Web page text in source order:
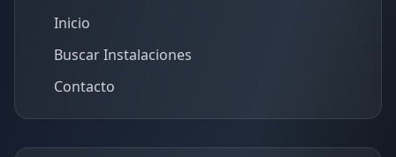
Inicio
Buscar Instalaciones
Contacto